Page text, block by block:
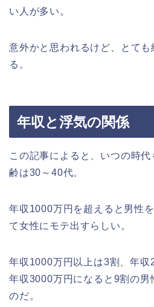
い人が多い。
意外かと思われるけど、とて
る。
年収と浮気の関係
この記事によると、いつの時
齢は30～40代。
年収1000万円を超えると男性
て女性にモテ出すらしい。
年収1000万円以上は3割、年収
年収3000万円になると9割の男
のだ。